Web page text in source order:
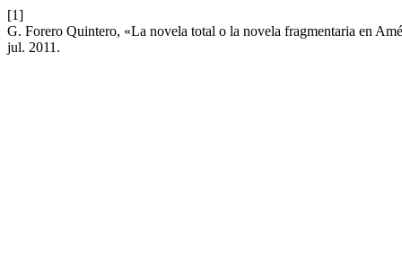
[1]
G. Forero Quintero, «La novela total o la novela fragmentaria en
jul. 2011.